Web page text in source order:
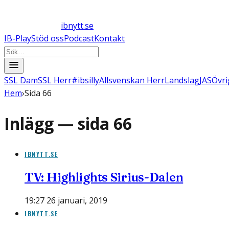
ibnytt.se
IB-PlayStöd ossPodcastKontakt
SSL DamSSL Herr#ibsillyAllsvenskan HerrLandslagJAS
Hem›Sida 66
Inlägg — sida 66
IBNYTT.SE
TV: Highlights Sirius-Dalen
19:27 26 januari, 2019
IBNYTT.SE